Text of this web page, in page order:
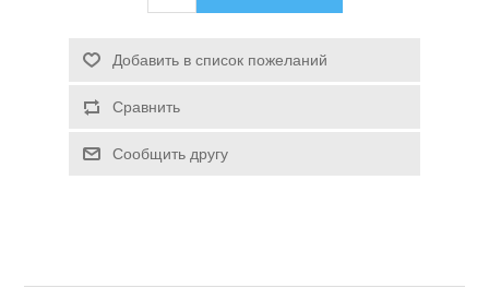
Спасательные средства
Добавить в список пожеланий
Сравнить
Сообщить другу